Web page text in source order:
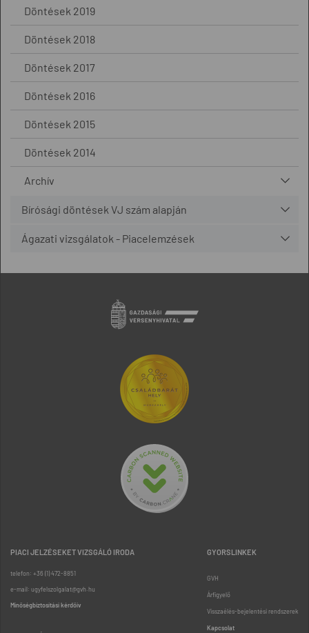
Döntések 2019
Döntések 2018
Döntések 2017
Döntések 2016
Döntések 2015
Döntések 2014
Archív
Bírósági döntések VJ szám alapján
Ágazati vizsgálatok - Piacelemzések
PIACI JELZÉSEKET VIZSGÁLÓ IRODA
telefon: +36 (1) 472-8851
e-mail: ugyfelszolgalat@gvh.hu
Minőségbiztosítási kérdőív
GYORSLINKEK
GVH
Árfigyelő
Visszaélés-bejelentési rendszerek
Kapcsolat